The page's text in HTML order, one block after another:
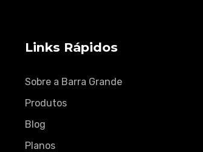
Links Rápidos
Sobre a Barra Grande
Produtos
Blog
Planos